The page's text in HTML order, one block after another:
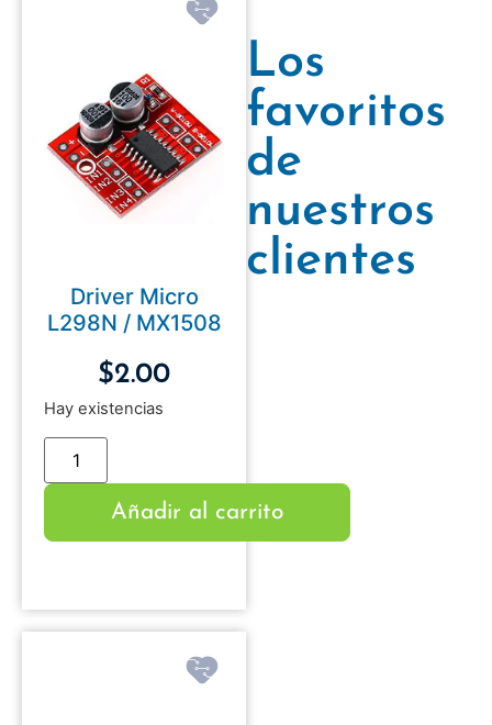
Driver Micro
L298N / MX1508
$2.00
Hay existencias
Añadir al carrito
Los
favoritos
de
nuestros
clientes